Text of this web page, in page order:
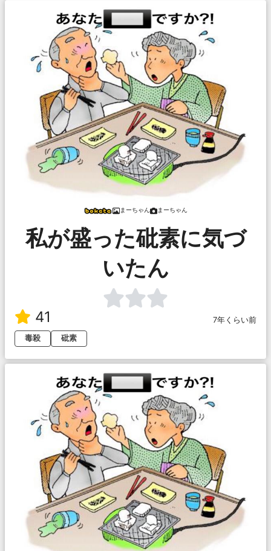
まーちゃん まーちゃん
私が盛った砒素に気づ
いたん
41
7年くらい前
毒殺
砒素